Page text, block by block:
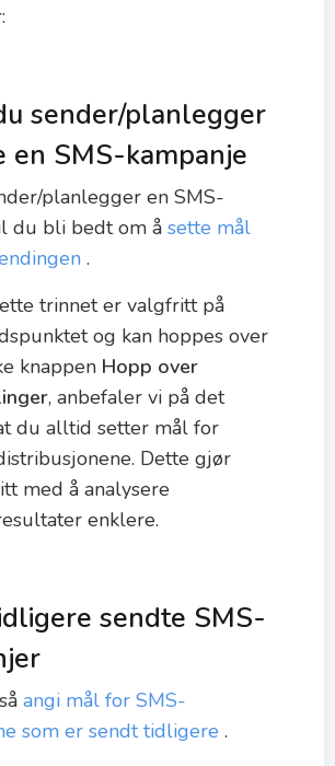
sender/planlegger
en SMS-kampanje
planlegger en SMS-
du bli bedt om å sette mål
.
trinnet er valgfritt på
og kan hoppes over
knappen Hopp over
, anbefaler vi på det
du alltid setter mål for
Dette gjør
med å analysere
enklere.
sendte SMS-
angi mål for SMS-
som er sendt tidligere .